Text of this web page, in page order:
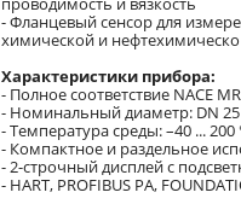
- Фланцевый сенсор для
химической и
Характеристики прибора:
- Полное соответствие NACE
- Номинальный диаметр: DN 25
- Температура среды: –40 ... 200
- Компактное и раздельное
- 2-строчный дисплей с
- HART, PROFIBUS PA,